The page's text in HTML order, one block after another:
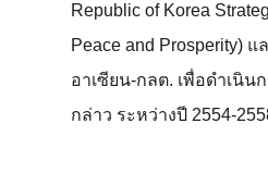
Republic of Korea
Peace and Prosperity)
อาเซียน-กลต. เพื่อดำเนิ
กล่าว ระหว่างปี 2554-